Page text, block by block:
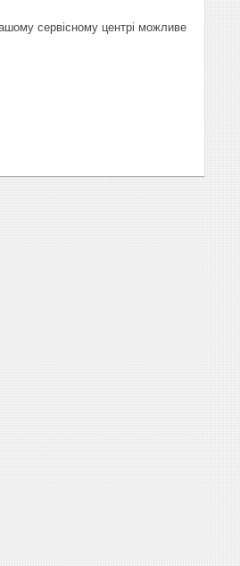
сервісному центрі можливе